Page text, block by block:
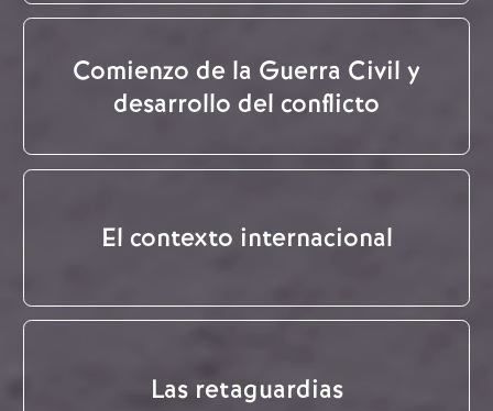
Comienzo de la Guerra Civil y
desarrollo del conflicto
El contexto internacional
Las retaguardias